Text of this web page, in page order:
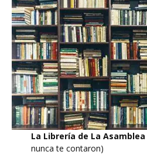
La Librería de La Asamblea
nunca te contaron)